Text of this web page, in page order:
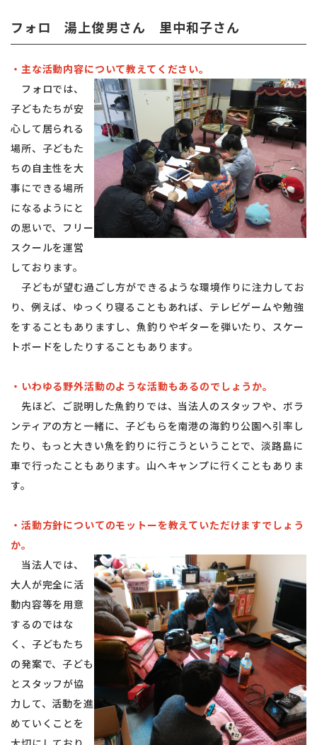
フォロ 湯上俊男さん 里中和子さん
・主な活動内容について教えてください。
フォロでは、
子どもたちが安
心して居られる
場所、子どもた
ちの自主性を大
事にできる場所
になるようにと
の思いで、フリー
スクールを運営
しております。
子どもが望む過ごし方ができるような環境作りに注力してお
り、例えば、ゆっくり寝ることもあれば、テレビゲームや勉強
をすることもありますし、魚釣りやギターを弾いたり、スケー
トボードをしたりすることもあります。
・いわゆる野外活動のような活動もあるのでしょうか。
先ほど、ご説明した魚釣りでは、当法人のスタッフや、ボラ
ンティアの方と一緒に、子どもらを南港の海釣り公園へ引率し
たり、もっと大きい魚を釣りに行こうということで、淡路島に
車で行ったこともあります。山へキャンプに行くこともありま
す。
・活動方針についてのモットーを教えていただけますでしょう
か。
当法人では、
大人が完全に活
動内容等を用意
するのではな
く、子どもたち
の発案で、子ども
とスタッフが協
力して、活動を進
めていくことを